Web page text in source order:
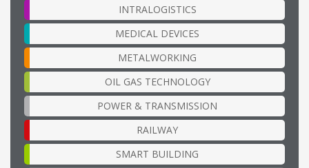
INTRALOGISTICS
MEDICAL DEVICES
METALWORKING
OIL GAS TECHNOLOGY
POWER & TRANSMISSION
RAILWAY
SMART BUILDING